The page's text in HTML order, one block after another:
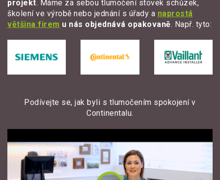
projekt. Máme za sebou tlumočení stovek schůzek,
školení ve výrobě nebo jednání s úřady a naprostá
většina firem u nás objednává opakovaně. Např. tyto:
Podívejte se, jak byli s tlumočením spokojení v
Continentalu.